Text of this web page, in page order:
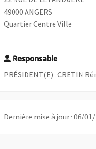
49000 ANGERS
Quartier Centre Ville
Responsable
PRÉSIDENT(E) : CRETIN
Dernière mise à jour : 06/